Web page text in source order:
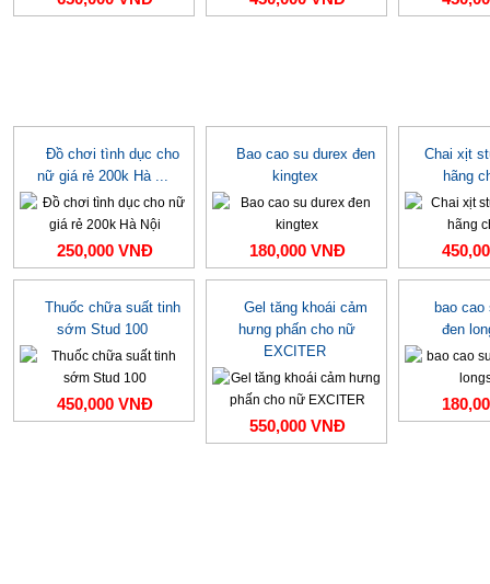
Đồ chơi tình dục cho
nữ giá rẻ 200k Hà ...
250,000 VNĐ
Bao cao su durex đen
kingtex
180,000 VNĐ
Chai xịt
hãng
Thuốc chữa suất tinh
sớm Stud 100
450,000 VNĐ
Gel tăng khoái cảm
hưng phấn cho nữ
EXCITER
550,000 VNĐ
bao
đen